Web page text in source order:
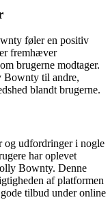
føler en positiv
fremhæver
brugerne modtager.
Bownty til andre,
blandt brugerne.
og udfordringer i nogle
har oplevet
Bownty. Denne
af platformen
tilbud under online